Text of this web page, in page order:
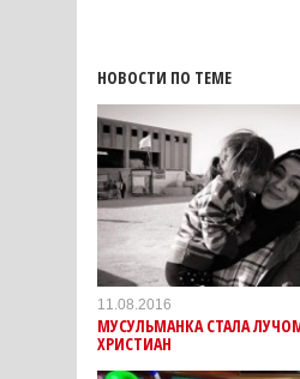
НОВОСТИ ПО ТЕМЕ
11.08.2016
МУСУЛЬМАНКА СТАЛА
ХРИСТИАН